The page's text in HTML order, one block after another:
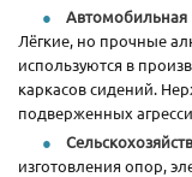
Лёгкие, но прочные
используются в
каркасов сидений.
подверженных
изготовления опор,